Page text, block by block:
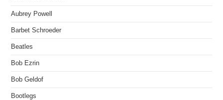
Aubrey Powell
Barbet Schroeder
Beatles
Bob Ezrin
Bob Geldof
Bootlegs